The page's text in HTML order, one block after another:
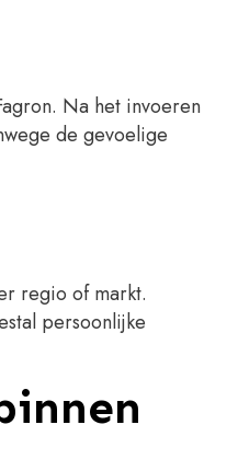
Na het invoeren
de gevoelige
regio of markt.
persoonlijke